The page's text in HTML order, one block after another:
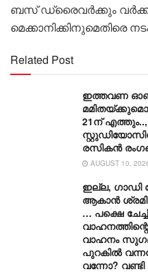
ബസ് ​ഡ്രൈവർക്കും
മെക്കാനിക്കിനുമെതിരെ
Related Post
ഇത്തവണ
21ന്
രസികൻ
AUGUST 10,
ഇല്ല, ​ഗാഡി
ആകാൻ
… പക്ഷെ
വാഹനം
പുറകിൽ
വന്നോ?